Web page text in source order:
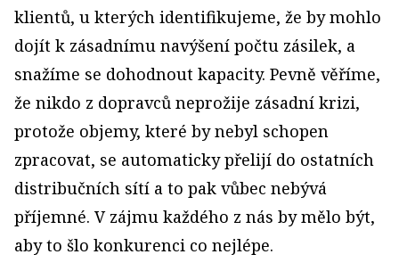
klientů, u kterých identifikujeme, že by mohlo
dojít k zásadnímu navýšení počtu zásilek, a
snažíme se dohodnout kapacity. Pevně věříme,
že nikdo z dopravců neprožije zásadní krizi,
protože objemy, které by nebyl schopen
zpracovat, se automaticky přelijí do ostatních
distribučních sítí a to pak vůbec nebývá
příjemné. V zájmu každého z nás by mělo být,
aby to šlo konkurenci co nejlépe.